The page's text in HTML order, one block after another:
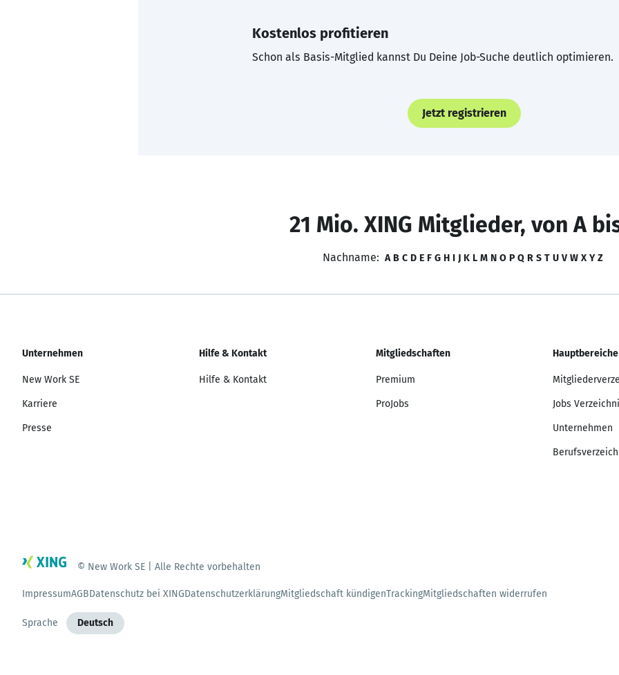
Kostenlos profitieren
Schon als Basis-Mitglied kannst Du Deine Job-Suche deutlich optimieren.
Jetzt registrieren
21 Mio. XING Mitglieder, von A
Nachname: A B C D E F G H I J K L M N O P Q R S T U V W X Y Z
Unternehmen
New Work SE
Karriere
Presse
Hilfe & Kontakt
Hilfe & Kontakt
Mitgliedschaften
Premium
ProJobs
Hauptbereiche
Jobs
Unternehmen
© New Work SE | Alle Rechte vorbehalten
ImpressumAGBDatenschutz bei XINGDatenschutzerklärungMitgliedschaft kündigenTrackingMitgliedschaften widerrufen
Sprache Deutsch